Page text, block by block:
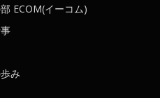
ECOM(イーコム)
み